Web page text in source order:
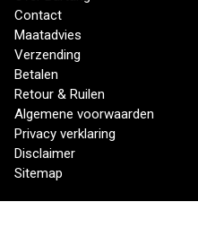
Contact
Maatadvies
Verzending
Betalen
Retour & Ruilen
Algemene voorwaarden
Privacy verklaring
Disclaimer
Sitemap